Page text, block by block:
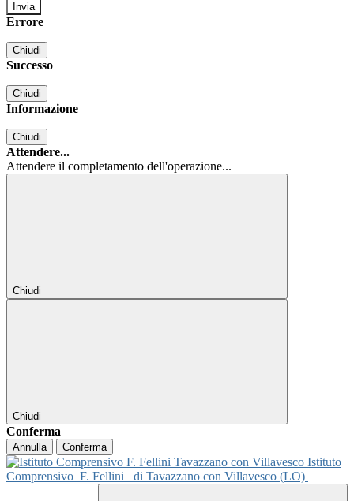
Errore
Chiudi
Successo
Chiudi
Informazione
Chiudi
Attendere...
Attendere il completamento dell'operazione...
Chiudi
Chiudi
Conferma
Annulla Conferma
Istituto
Comprensivo F. Fellini di Tavazzano con Villavesco (LO)